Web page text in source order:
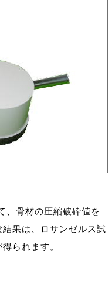
、骨材の圧縮破砕値を
果は、ロサンゼルス試
られます。